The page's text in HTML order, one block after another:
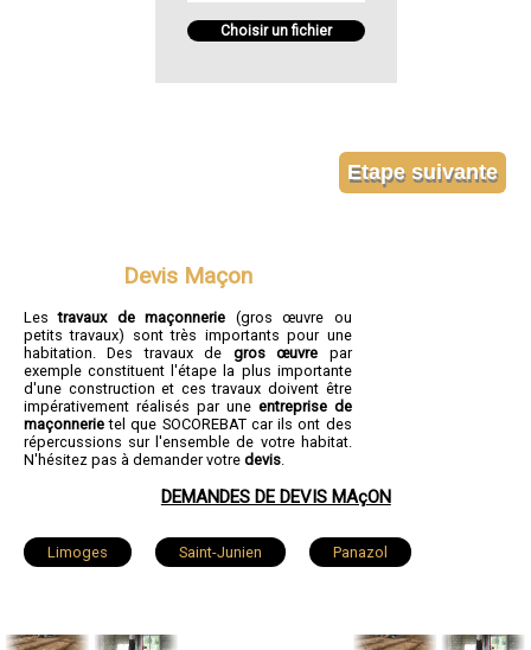
Choisir un fichier
Devis Maçon
Lestravaux de maçonnerie (gros œuvre ou
petits travaux) sont très importants pour une
habitation. Des travaux de gros œuvre par
exemple constituent l'étape la plus importante
d'une construction et ces travaux doivent être
impérativement réalisés par une entreprise de
maçonnerietel que SOCOREBAT car ils ont des
répercussions sur l'ensemble de votre habitat.
N'hésitez pas à demander votre devis.
DEMANDES DE DEVIS MAçON
Limoges Saint-Junien Panazol